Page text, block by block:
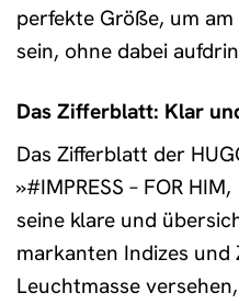
perfekte Größe, um
sein, ohne dabei
Das Zifferblatt: Klar
Das Zifferblatt der
»#IMPRESS – FOR
seine klare und
markanten Indizes und
Leuchtmasse